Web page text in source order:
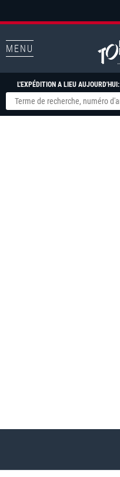
MENU
L'EXPÉDITION A LIEU AUJOURD'HUI: